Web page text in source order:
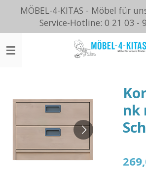
Zum
Hauptinhalt
springen
MÖBEL-4-KITAS - Möbel für
Service-Hotline: 0 21 03 -
nk